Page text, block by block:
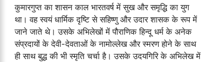
कुमारगुप्त का शासन काल भारतवर्ष में सुख और समृद्धि का युग
था। वह स्वयं धार्मिक दृष्टि से सहिष्णु और उदार शासक के रूप में
जाने जाते थे। उसके अभिलेखों में पौराणिक हिन्दू धर्म के अनेक
संप्रदायों के देवी-देवताओं के नामोल्लेख और स्मरण होने के साथ
ही साथ बुद्ध की भी स्मृति चर्चा है। उसके उदयगिरि के अभिलेख में